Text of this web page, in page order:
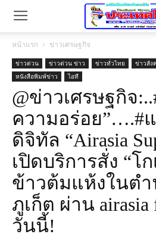
หน้าแรก ข่าวเศรษฐกิจ
ข่าวด่วน ข่าวด่วน ข่าว ข่าวทั่วไทย ข่าวสัง
หนังสือพิมพ์ข่าว
ไอที
@ข่าวเศรษฐกิจ
ความอร่อย”….#
ดิจิทัล “Airasia
เปิดบริการสั่ง “โ
ข้าวต้มแห้งในต
ภูเก็ต ผ่าน airasia
วันนี้!